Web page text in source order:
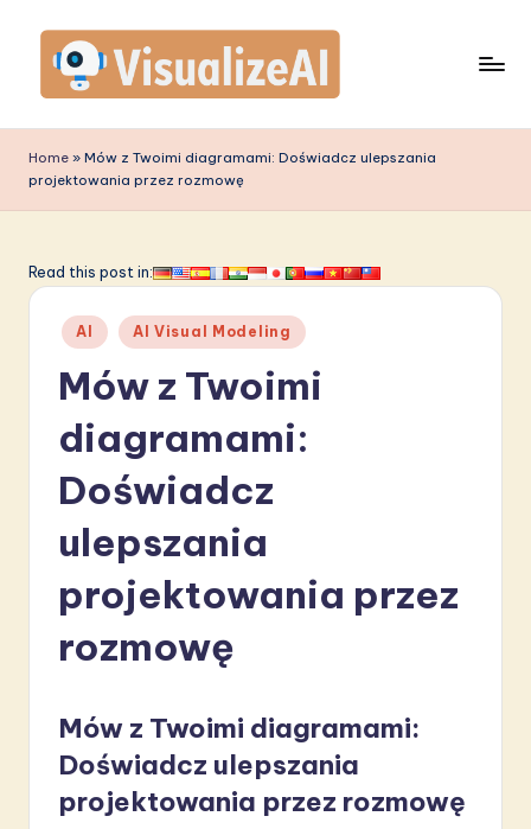
content
is
u
li
A
Home » Mów z Twoimi diagramami: Doświadcz ulepszania
projektowania przez rozmowę
Read this post in:
Posted
in
AI AI Visual Modeling
Mów z Twoimi
diagramami:
Doświadcz
ulepszania
projektowania przez
rozmowę
Mów z Twoimi diagramami:
Doświadcz ulepszania
projektowania przez rozmowę